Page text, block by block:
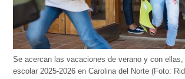
Se acercan las vacaciones de verano y con
escolar 2025-2026 en Carolina del Norte (Foto: